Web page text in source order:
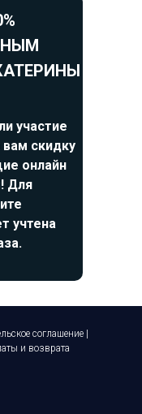
участие
скидку
онлайн
Для
учтена
соглашение
и возврата